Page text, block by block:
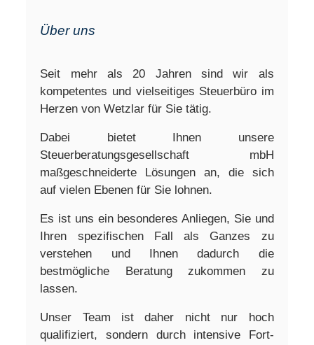
Über uns
Seit mehr als 20 Jahren sind wir als
kompetentes und vielseitiges Steuerbüro im
Herzen von Wetzlar für Sie tätig.
Dabei bietet Ihnen unsere
Steuerberatungsgesellschaft mbH
maßgeschneiderte Lösungen an, die sich
auf vielen Ebenen für Sie lohnen.
Es ist uns ein besonderes Anliegen, Sie und
Ihren spezifischen Fall als Ganzes zu
verstehen und Ihnen dadurch die
bestmögliche Beratung zukommen zu
lassen.
Unser Team ist daher nicht nur hoch
qualifiziert, sondern durch intensive Fort-